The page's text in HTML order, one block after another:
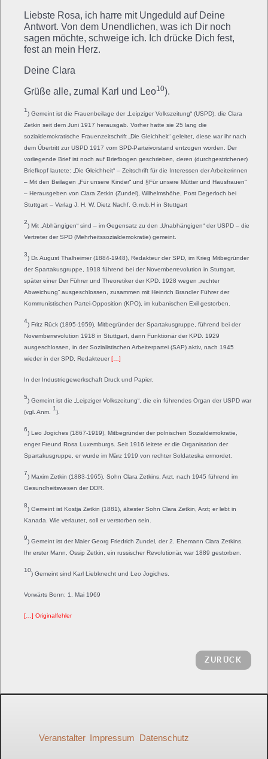
Liebste Rosa, ich harre mit Ungeduld auf Deine
Antwort. Von dem Unendlichen, was ich Dir noch
sagen möchte, schweige ich. Ich drücke Dich fest,
fest an mein Herz.
Deine Clara
Grüße alle, zumal Karl und Leo10).
1
) Gemeint ist die Frauenbeilage der „Leipziger Volkszeitung“ (USPD), die Clara
Zetkin seit dem Juni 1917 herausgab. Vorher hatte sie 25 lang die
sozialdemokratische Frauenzeitschrift „Die Gleichheit“ geleitet, diese war ihr nach
dem Übertritt zur USPD 1917 vom SPD-Parteivorstand entzogen worden. Der
vorliegende Brief ist noch auf Briefbogen geschrieben, deren (durchgestrichener)
Briefkopf lautete: „Die Gleichheit“ – Zeitschrift für die Interessen der Arbeiterinnen
– Mit den Beilagen „Für unsere Kinder“ und §Für unsere Mütter und Hausfrauen“
– Herausgeben von Clara Zetkin (Zundel), Wilhelmshöhe, Post Degerloch bei
Stuttgart – Verlag J. H. W. Dietz Nachf. G.m.b.H in Stuttgart
2
) Mit „Abhängigen“ sind – im Gegensatz zu den „Unabhängigen“ der USPD – die
Vertreter der SPD (Mehrheitssozialdemokratie) gemeint.
3
) Dr. August Thalheimer (1884-1948), Redakteur der SPD, im Krieg Mitbegründer
der Spartakusgruppe, 1918 führend bei der Novemberrevolution in Stuttgart,
später einer Der Führer und Theoretiker der KPD. 1928 wegen „rechter
Abweichung“ ausgeschlossen, zusammen mit Heinrich Brandler Führer der
Kommunistischen Partei-Opposition (KPO), im kubanischen Exil gestorben.
4
) Fritz Rück (1895-1959), Mitbegründer der Spartakusgruppe, führend bei der
Novemberrevolution 1918 in Stuttgart, dann Funktionär der KPD. 1929
ausgeschlossen, in der Sozialistischen Arbeiterpartei (SAP) aktiv, nach 1945
wieder in der SPD, Redakteuer[…]
In der Industriegewerkschaft Druck und Papier.
5
) Gemeint ist die „Leipziger Volkszeitung“, die ein führendes Organ der USPD war
(vgl. Anm.
1
).
6
) Leo Jogiches (1867-1919), Mitbegründer der polnischen Sozialdemokratie,
enger Freund Rosa Luxemburgs. Seit 1916 leitete er die Organisation der
Spartakusgruppe, er wurde im März 1919 von rechter Soldateska ermordet.
7
) Maxim Zetkin (1883-1965), Sohn Clara Zetkins, Arzt, nach 1945 führend im
Gesundheitswesen der DDR.
8
) Gemeint ist Kostja Zetkin (1881), ältester Sohn Clara Zetkin, Arzt; er lebt in
Kanada. Wie verlautet, soll er verstorben sein.
9
) Gemeint ist der Maler Georg Friedrich Zundel, der 2. Ehemann Clara Zetkins.
Ihr erster Mann, Ossip Zetkin, ein russischer Revolutionär, war 1889 gestorben.
10
) Gemeint sind Karl Liebknecht und Leo Jogiches.
Vorwärts Bonn; 1. Mai 1969
[…] Originalfehler
ZURÜCK
Veranstalter Impressum Datenschutz